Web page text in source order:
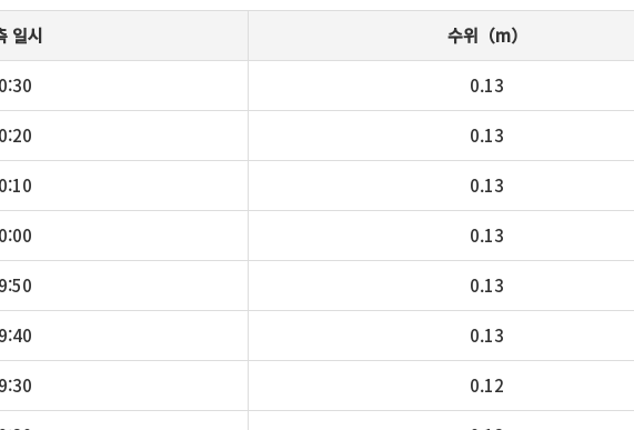
일시 수위（m）
0.13
0.13
0.13
0.13
0.13
0.13
0.12